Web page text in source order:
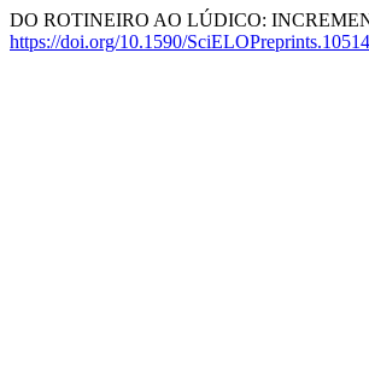
DO ROTINEIRO AO LÚDICO:
https://doi.org/10.1590/SciELOPreprints.10514